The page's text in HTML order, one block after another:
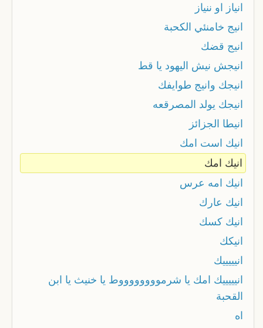
انياز او ننياز
انيج خامنئي الكحبة
انيج قضك
انيجش نيش اليهود يا قط
انيجك وانيج طوايفك
انيجك يولد المصرقعه
انيطا الجزائز
انيك است امك
انيك امك
انيك امه عرس
انيك عارك
انيك كسك
انيكك
انيييييك
انيييييك امك يا شرمووووووووط يا خنيث يا ابن
القحبة
اه